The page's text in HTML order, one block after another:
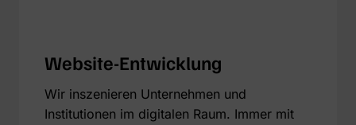
Website-Entwicklung
Wir inszenieren Unternehmen und
Institutionen im digitalen Raum. Immer mit